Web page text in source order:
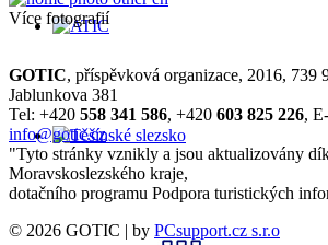
Více fotografií
GOTIC, příspěvková organizace, 2016, 739
Jablunkova 381
Tel: +420 558 341 586, +420 603 825 226,
info@gotic.cz
"Tyto stránky vznikly a jsou aktualizovány
Moravskoslezského kraje,
dotačního programu Podpora turistických
© 2026 GOTIC | by PCsupport.cz s.r.o